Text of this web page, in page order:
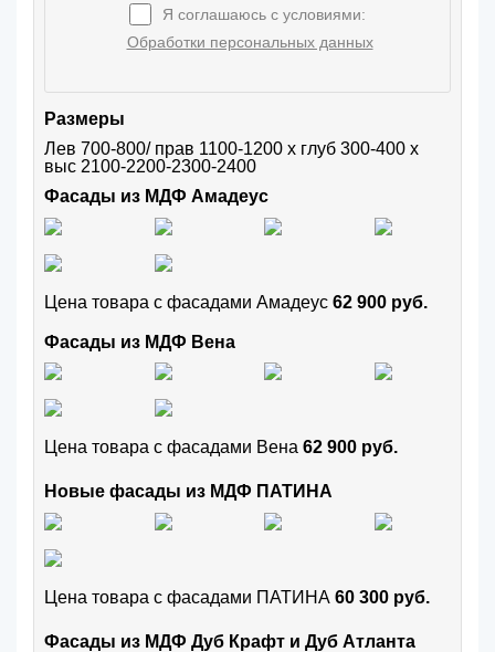
Я соглашаюсь с условиями:
Обработки персональных данных
Размеры
Лев 700-800/ прав 1100-1200 х глуб 300-400 х
выс 2100-2200-2300-2400
Фасады из МДФ Амадеус
Цена товара с фасадами Амадеус 62 900 руб.
Фасады из МДФ Вена
Цена товара с фасадами Вена 62 900 руб.
Новые фасады из МДФ ПАТИНА
Цена товара с фасадами ПАТИНА 60 300 руб.
Фасады из МДФ Дуб Крафт и Дуб Атланта